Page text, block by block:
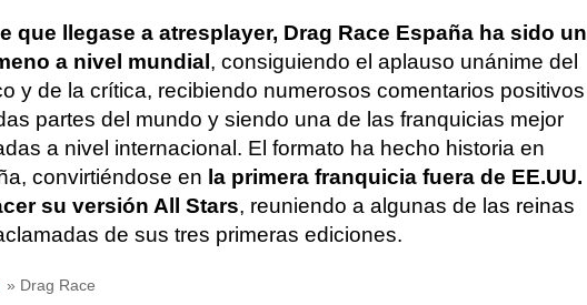
que llegase a atresplayer, Drag Race España ha sido un
a nivel mundial , consiguiendo el aplauso unánime del
y de la crítica, recibiendo numerosos comentarios positivos
partes del mundo y siendo una de las franquicias mejor
a nivel internacional. El formato ha hecho historia en
convirtiéndose en la primera franquicia fuera de EE.UU.
su versión All Stars, reuniendo a algunas de las reinas
de sus tres primeras ediciones.
» Drag Race